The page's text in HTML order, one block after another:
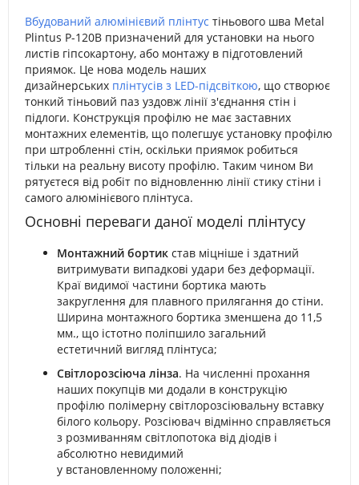
Вбудований алюмінієвий плінтус тіньового шва Metal
Plintus P-120B призначений для установки на нього
листів гіпсокартону, або монтажу в підготовлений
приямок. Це нова модель наших
дизайнерських плінтусів з LED-підсвіткою, що створює
тонкий тіньовий паз уздовж лінії з'єднання стін і
підлоги. Конструкція профілю не має заставних
монтажних елементів, що полегшує установку профілю
при штробленні стін, оскільки приямок робиться
тільки на реальну висоту профілю. Таким чином Ви
рятуєтеся від робіт по відновленню лінії стику стіни і
самого алюмінієвого плінтуса.
Основні переваги даної моделі плінтусу
Монтажний бортик став міцніше і здатний
витримувати випадкові удари без деформації.
Краї видимої частини бортика мають
закруглення для плавного прилягання до стіни.
Ширина монтажного бортика зменшена до 11,5
мм., що істотно поліпшило загальний
естетичний вигляд плінтуса;
Світлорозсіюча лінза. На численні прохання
наших покупців ми додали в конструкцію
профілю полімерну світлорозсіювальну вставку
білого кольору. Розсіювач відмінно справляється
з розмиванням світлопотока від діодів і
абсолютно невидимий
у встановленному положенні;